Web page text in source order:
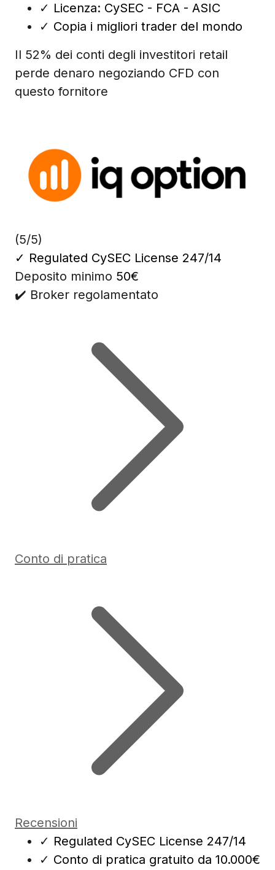
✓ Licenza: CySEC - FCA - ASIC
✓ Copia i migliori trader del mondo
Il 52% dei conti degli investitori retail
perde denaro negoziando CFD con
questo fornitore
(5/5)
✓ Regulated CySEC License 247/14
Deposito minimo 50€
✔️ Broker regolamentato
Conto di pratica
Recensioni
✓ Regulated CySEC License 247/14
✓ Conto di pratica gratuito da 10.000€